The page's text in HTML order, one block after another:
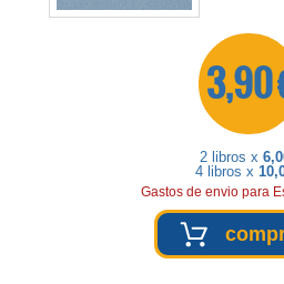
3,90
2 libros x
4 libros x
Gastos de envio para